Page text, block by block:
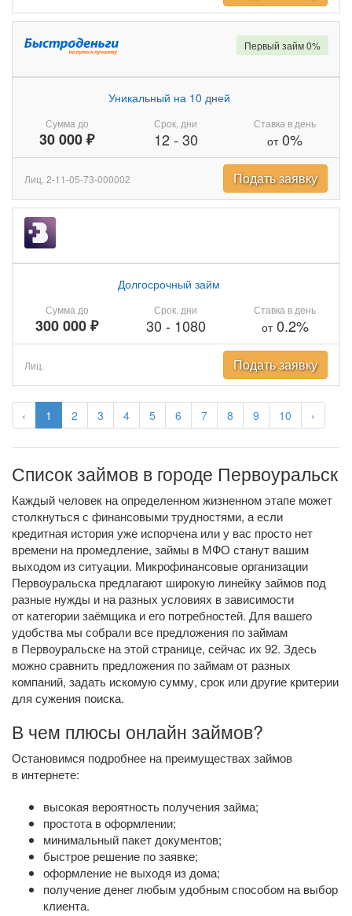
‹ 1 2 3 4 5 6 7 8 9 10 ›
Сумма до
30 000 ₽
Уникальный на 10 дней
Срок, дни
12- 30
Ставка в день
от0%
Первый займ 0%
Лиц. 2-11-05-73-000002 Подать заявку
Сумма до
300 000 ₽
Долгосрочный займ
Срок, дни
30 - 1080
Ставка в день
от0.2%
Лиц. Подать заявку
Список займов в городе Первоуральск
Каждый человек на определенном жизненном этапе может
столкнуться с финансовыми трудностями, а если
кредитная история уже испорчена или у вас просто нет
времени на промедление, займы в МФО станут вашим
выходом из ситуации. Микрофинансовые организации
Первоуральска предлагают широкую линейку займов под
разные нужды и на разных условиях в зависимости
от категории заёмщика и его потребностей. Для вашего
удобства мы собрали все предложения по займам
в Первоуральске на этой странице, сейчас их 92. Здесь
можно сравнить предложения по займам от разных
компаний, задать искомую сумму, срок или другие критерии
для сужения поиска.
В чем плюсы онлайн займов?
Остановимся подробнее на преимуществах займов
в интернете:
высокая вероятность получения займа;
простота в оформлении;
минимальный пакет документов;
быстрое решение по заявке;
оформление не выходя из дома;
получение денег любым удобным способом на выбор
клиента.